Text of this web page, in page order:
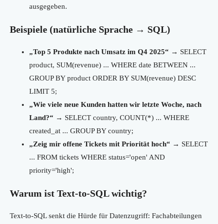
ausgegeben.
Beispiele (natürliche Sprache → SQL)
„Top 5 Produkte nach Umsatz im Q4 2025“ → SELECT
product, SUM(revenue) ... WHERE date BETWEEN ...
GROUP BY product ORDER BY SUM(revenue) DESC
LIMIT 5;
„Wie viele neue Kunden hatten wir letzte Woche, nach
Land?“ → SELECT country, COUNT(*) ... WHERE
created_at ... GROUP BY country;
„Zeig mir offene Tickets mit Priorität hoch“ → SELECT
... FROM tickets WHERE status='open' AND
priority='high';
Warum ist Text-to-SQL wichtig?
Text-to-SQL senkt die Hürde für Datenzugriff: Fachabteilungen